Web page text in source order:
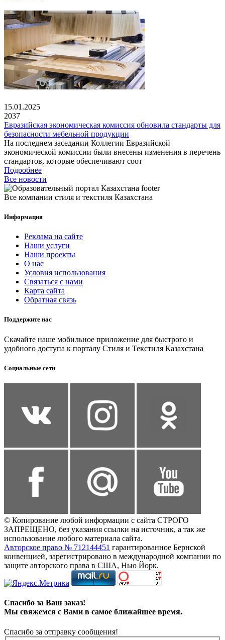
15.01.2025
2037
Евразийская экономическая комиссия обновила стандарты для
безопасности мебельной продукции
На последнем заседании Коллегии Евразийской
экономической комиссии были внесены изменения в перечень
стандартов, которые обеспечивают соот
Подробнее
Все новости
Все компании стиля и текстиля Казахстана
Информация
Реклама на сайте
Наши услуги
Наши проекты
О нас
Условия использования
Связаться с нами
Карта сайта
Обратная связь
Поддержите нас
Скачайте наше мобильное приложение для быстрого и
удобного доступа к порталу Стиля и Текстиля Казахстана
Социальные сети
© Копирование любой информации с сайта СТРОГО
ЗАПРЕЩЕНО, без указания ссылки на источник, а так же
использование любого материала сайта.
Авторское право № 712144451 гарантированное Бернской
конвенцией, зарегистрировано в международной компании по
защите авторского права в США, Нью Йорк.
Спасибо за Ваш заказ!
Мы свяжемся с Вами в самое ближайшее время.
Спасибо за отправку сообщения!